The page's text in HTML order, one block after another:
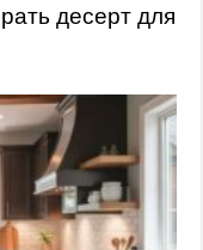
десерт для